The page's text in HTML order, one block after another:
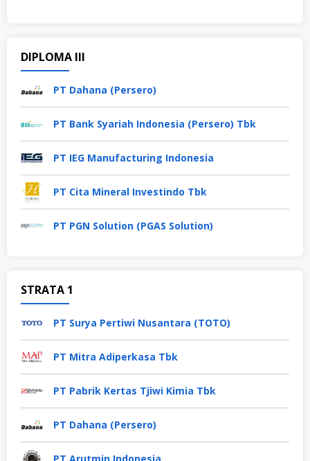
DIPLOMA III
PT Dahana (Persero)
PT Bank Syariah Indonesia (Persero) Tbk
PT IEG Manufacturing Indonesia
PT Cita Mineral Investindo Tbk
PT PGN Solution (PGAS Solution)
STRATA 1
PT Surya Pertiwi Nusantara (TOTO)
PT Mitra Adiperkasa Tbk
PT Pabrik Kertas Tjiwi Kimia Tbk
PT Dahana (Persero)